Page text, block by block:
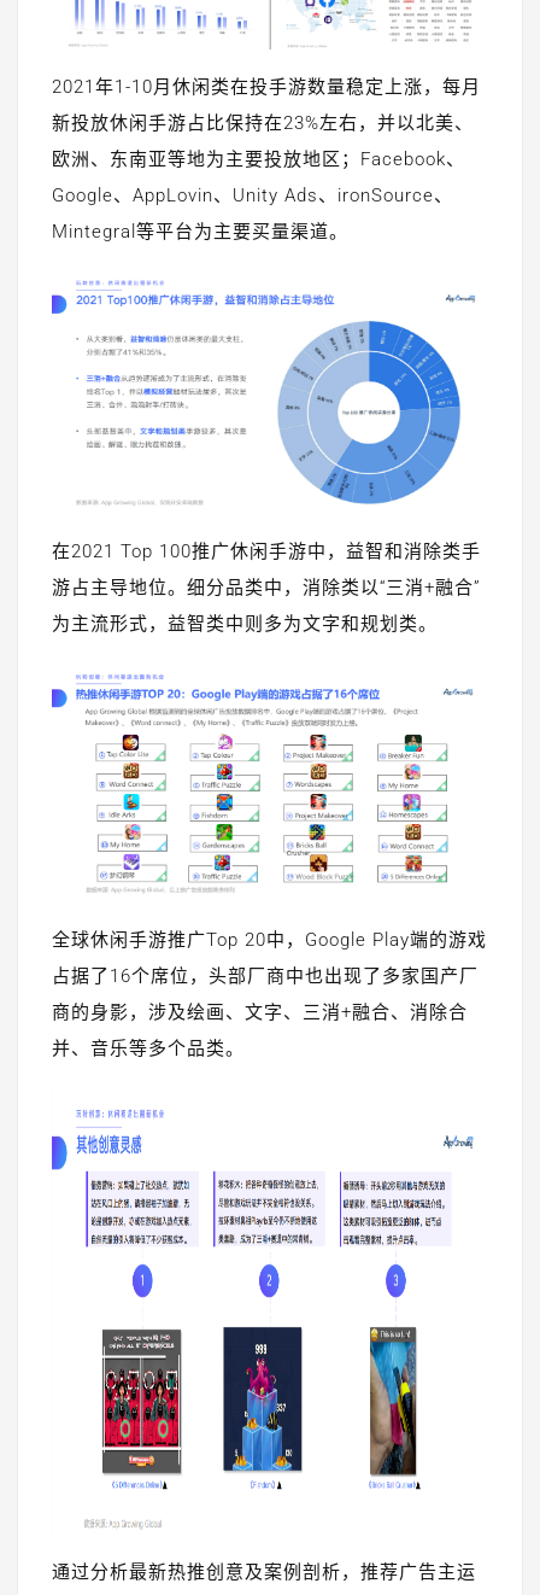
2021年1-10月休闲类在投手游数量稳定上涨，每月
新投放休闲手游占比保持在23%左右，并以北美、
欧洲、东南亚等地为主要投放地区；Facebook、
Google、AppLovin、Unity Ads、ironSource、
Mintegral等平台为主要买量渠道。
在2021 Top 100推广休闲手游中，益智和消除类手
游占主导地位。细分品类中，消除类以“三消+融合”
为主流形式，益智类中则多为文字和规划类。
全球休闲手游推广Top 20中，Google Play端的游戏
占据了16个席位，头部厂商中也出现了多家国产厂
商的身影，涉及绘画、文字、三消+融合、消除合
并、音乐等多个品类。
通过分析最新热推创意及案例剖析，推荐广告主运